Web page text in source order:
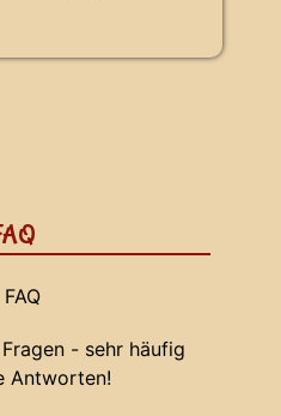
- sehr häufig
Antworten!